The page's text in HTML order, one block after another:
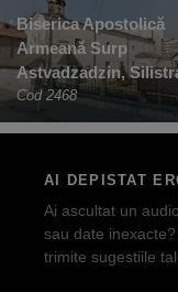
Biserica Apostolică
Armeană Surp
Astvadzadzin,
Cod 2468
AI DEPISTAT
Ai ascultat un
sau date
trimite sugestiile